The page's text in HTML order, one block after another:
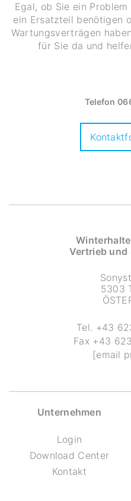
Egal, ob Sie ein
ein Ersatzteil benötigen
Wartungsverträgen
für Sie da und
Telefon
Vertrieb und
5303
Tel. +43
Fax +43
[email
Unternehmen
Login
Download Center
Kontakt